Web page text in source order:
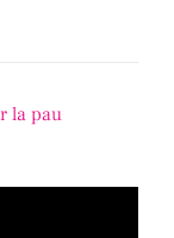
la pau